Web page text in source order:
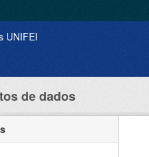
de dados